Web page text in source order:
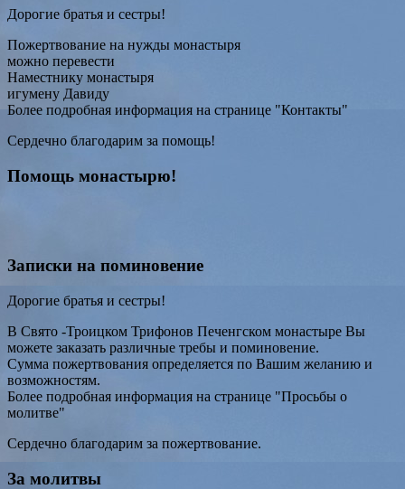
Дорогие братья и сестры!
Пожертвование на нужды монастыря
можно перевести
Наместнику монастыря
игумену Давиду
Более подробная информация на странице "Контакты"
Сердечно благодарим за помощь!
Помощь монастырю!
Записки на поминовение
Дорогие братья и сестры!
В Свято -Троицком Трифонов Печенгском монастыре Вы
можете заказать различные требы и поминовение.
Сумма пожертвования определяется по Вашим желанию и
возможностям.
Более подробная информация на странице "Просьбы о
молитве"
Сердечно благодарим за пожертвование.
За молитвы